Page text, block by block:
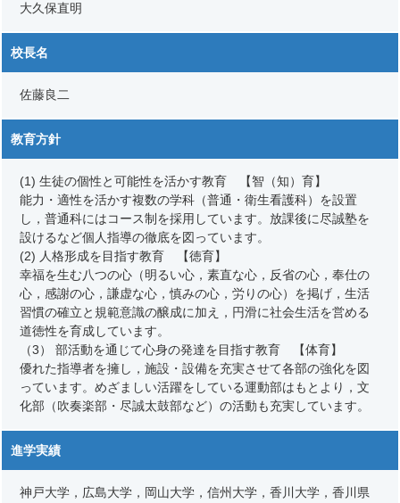
大久保直明
校長名
佐藤良二
教育方針
(1) 生徒の個性と可能性を活かす教育 【智（知）育】
能力・適性を活かす複数の学科（普通・衛生看護科）を設置
し，普通科にはコース制を採用しています。放課後に尽誠塾を
設けるなど個人指導の徹底を図っています。
(2) 人格形成を目指す教育 【徳育】
幸福を生む八つの心（明るい心，素直な心，反省の心，奉仕の
心，感謝の心，謙虚な心，慎みの心，労りの心）を掲げ，生活
習慣の確立と規範意識の醸成に加え，円滑に社会生活を営める
道徳性を育成しています。
（3） 部活動を通じて心身の発達を目指す教育 【体育】
優れた指導者を擁し，施設・設備を充実させて各部の強化を図
っています。めざましい活躍をしている運動部はもとより，文
化部（吹奏楽部・尽誠太鼓部など）の活動も充実しています。
進学実績
神戸大学，広島大学，岡山大学，信州大学，香川大学，香川県